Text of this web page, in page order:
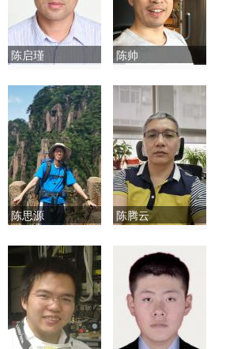
陈启瑾 陈帅
陈思源 陈腾云